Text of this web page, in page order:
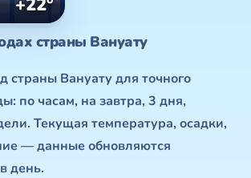
+22°
страны Вануату
страны Вануату для точного
по часам, на завтра, 3 дня,
Текущая температура, осадки,
— данные обновляются
день.